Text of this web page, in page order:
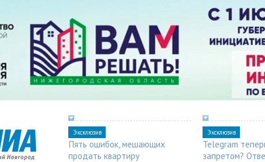
Эксклюзив
Пять ошибок, мешающих
продать квартиру
Эксклюзив
Telegram
запретом?